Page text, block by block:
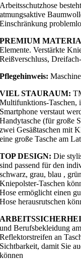
Arbeitsschutzhose
atmungsaktive
Einschränkung
PREMIUM
Elemente. Verstärkte
Reißverschluss,
Pflegehinweis:
VIEL STAURAUM:
Multifunktions-Taschen,
Smartphone verstaut
Handytasche (für große
zwei Gesäßtaschen mit
eine große Tasche am
TOP DESIGN: Die
sind passend für den
schwarz, grau, blau ,
Kniepolster-Taschen
Hose ermöglicht einen
Hose herausrutschen
und Berufsbekleidung
Reflektorstreifen an
Sichtbarkeit, damit Sie
können